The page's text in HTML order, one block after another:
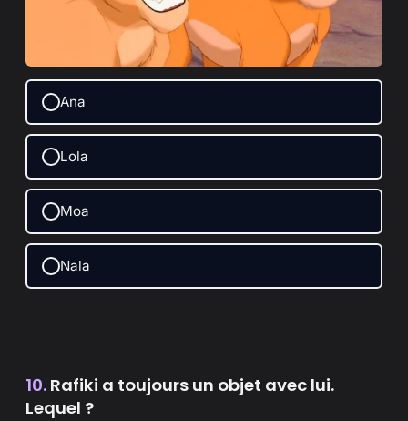
Ana
Lola
Moa
Nala
10. Rafiki a toujours un objet avec lui.
Lequel ?